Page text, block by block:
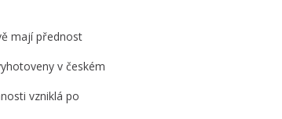
mají přednost
v českém
vzniklá po